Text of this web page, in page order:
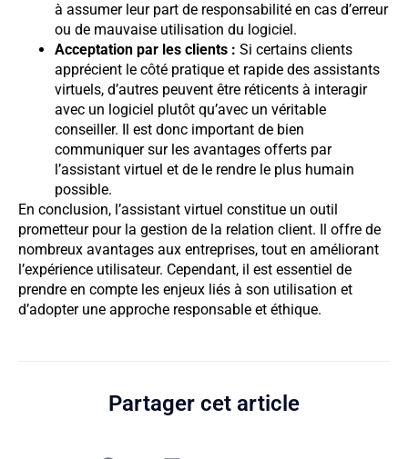
à assumer leur part de responsabilité en cas d’erreur
ou de mauvaise utilisation du logiciel.
Acceptation par les clients : Si certains clients
apprécient le côté pratique et rapide des assistants
virtuels, d’autres peuvent être réticents à interagir
avec un logiciel plutôt qu’avec un véritable
conseiller. Il est donc important de bien
communiquer sur les avantages offerts par
l’assistant virtuel et de le rendre le plus humain
possible.
En conclusion, l’assistant virtuel constitue un outil
prometteur pour la gestion de la relation client. Il offre de
nombreux avantages aux entreprises, tout en améliorant
l’expérience utilisateur. Cependant, il est essentiel de
prendre en compte les enjeux liés à son utilisation et
d’adopter une approche responsable et éthique.
Partager cet article